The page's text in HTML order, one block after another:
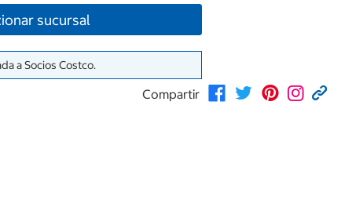
sucursal
a Socios Costco.
Compartir